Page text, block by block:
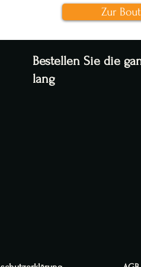
Zur
Bestellen Sie die
lang